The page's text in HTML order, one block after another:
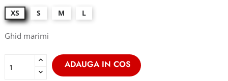
XS S M L
Ghid marimi
ADAUGA IN COS